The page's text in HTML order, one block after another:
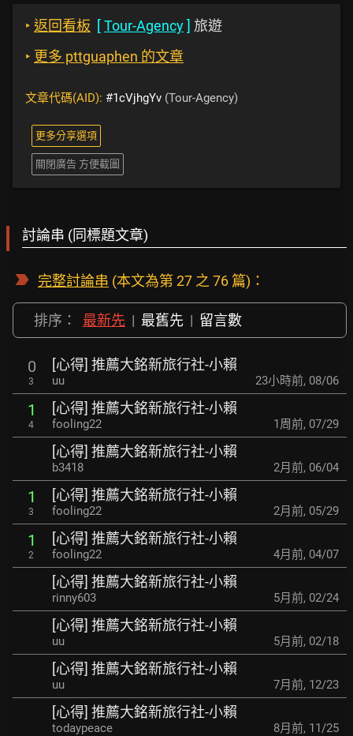
‣ 返回看板 [Tour-Agency] 旅遊
‣ 更多 pttguaphen 的文章
文章代碼(AID): #1cVjhgYv (Tour-Agency)
更多分享選項
關閉廣告 方便截圖
討論串 (同標題文章)
完整討論串 (本文為第 27 之 76 篇)：
排序： 最新先 | 最舊先 | 留言數
0
3
[心得] 推薦大銘新旅行社-小賴
uu 23小時前, 08/06
1
4
[心得] 推薦大銘新旅行社-小賴
fooling22 1周前, 07/29
[心得] 推薦大銘新旅行社-小賴
b3418 2月前, 06/04
1
3
[心得] 推薦大銘新旅行社-小賴
fooling22 2月前, 05/29
1
2
[心得] 推薦大銘新旅行社-小賴
fooling22 4月前, 04/07
[心得] 推薦大銘新旅行社-小賴
rinny603 5月前, 02/24
[心得] 推薦大銘新旅行社-小賴
uu 5月前, 02/18
[心得] 推薦大銘新旅行社-小賴
uu 7月前, 12/23
[心得] 推薦大銘新旅行社-小賴
todaypeace 8月前, 11/25